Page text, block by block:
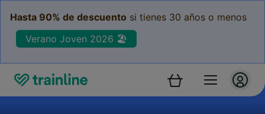
Hasta 90% de descuento si tienes 30 años o menos
Verano Joven 2026 🏖️